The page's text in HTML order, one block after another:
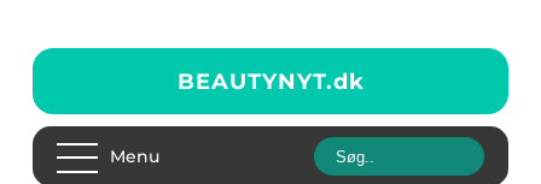
BEAUTYNYT.dk
Menu